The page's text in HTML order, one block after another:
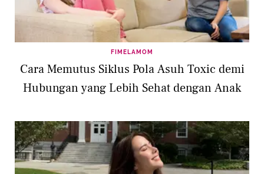
FIMELAMOM
Cara Memutus Siklus Pola Asuh Toxic demi
Hubungan yang Lebih Sehat dengan Anak